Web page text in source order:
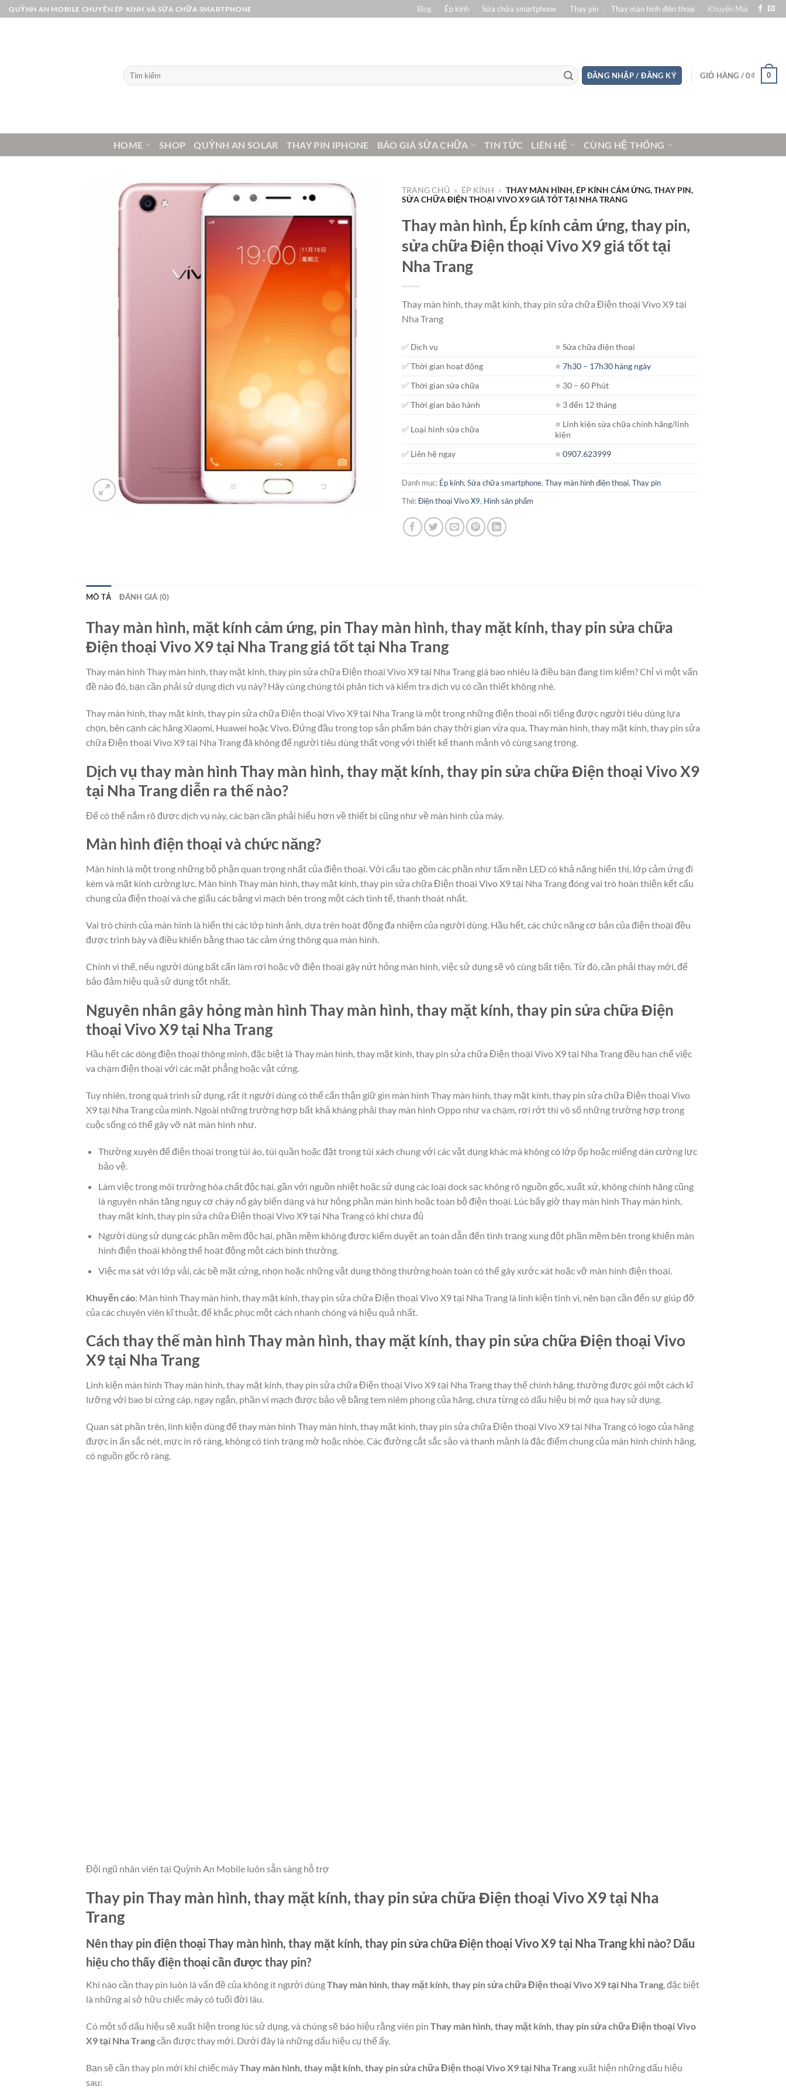
Bỏ
qua
QUỲNH AN MOBILE CHUYÊN ÉP KÍNH VÀ SỬA CHỮA SMARTPHONE Blog Ép kính Sửa chữa smartphone Thay pin Thay màn hình điện thoại Khuyến Mại
Tìm
kiếm:
ĐĂNG NHẬP / ĐĂNG KÝ GIỎ HÀNG /0₫ 0
HOME SHOP QUỲNH AN SOLAR THAY PIN IPHONE BÁO GIÁ SỬA CHỮA TIN TỨC LIÊN HỆ CÙNG HỆ THỐNG
TRANG CHỦ » ÉP KÍNH » THAY MÀN HÌNH, ÉP KÍNH CẢM ỨNG, THAY PIN,
SỬA CHỮA ĐIỆN THOẠI VIVO X9 GIÁ TỐT TẠI NHA TRANG
Thay màn hình, Ép kính cảm ứng, thay pin,
sửa chữa Điện thoại Vivo X9 giá tốt tại
Nha Trang
Thay màn hình, thay mặt kính, thay pin sửa chữa Điện thoại Vivo X9 tại
Nha Trang
✅ Dịch vụ
⭐️ Sửa chữa điện thoại
✅ Thời gian hoạt động
⭐️7h30 – 17h30 hàng ngày
✅ Thời gian sửa chữa
⭐️ 30 – 60 Phút
✅ Thời gian bảo hành
⭐️ 3 đến 12 tháng
✅ Loại hình sửa chữa
⭐️ Linh kiện sửa chữa chính hãng/linh
kiện
✅ Liên hệ ngay
⭐️0907.623999
Danh mục: Ép kính, Sửa chữa smartphone, Thay màn hình điện thoại, Thay pin
Thẻ:Điện thoại Vivo X9, Hình sản phẩm
MÔ TẢ ĐÁNH GIÁ (0)
Thay màn hình, mặt kính cảm ứng, pin Thay màn hình, thay mặt kính, thay pin sửa chữa
Điện thoại Vivo X9 tại Nha Trang giá tốt tại Nha Trang
Thay màn hình Thay màn hình, thay mặt kính, thay pin sửa chữa Điện thoại Vivo X9 tại Nha Trang giá bao nhiêu là điều bạn đang tìm kiếm? Chỉ vì một vấn
đề nào đó, bạn cần phải sử dụng dịch vụ này? Hãy cùng chúng tôi phân tích và kiểm tra dịch vụ có cần thiết không nhé.
Thay màn hình, thay mặt kính, thay pin sửa chữa Điện thoại Vivo X9 tại Nha Trang là một trong những điện thoại nổi tiếng được người tiêu dùng lựa
chọn, bên cạnh các hãng Xiaomi, Huawei hoặc Vivo. Đứng đầu trong top sản phẩm bán chạy thời gian vừa qua, Thay màn hình, thay mặt kính, thay pin sửa
chữa Điện thoại Vivo X9 tại Nha Trang đã không để người tiêu dùng thất vọng với thiết kế thanh mảnh vô cùng sang trọng.
Dịch vụ thay màn hình Thay màn hình, thay mặt kính, thay pin sửa chữa Điện thoại Vivo X9
tại Nha Trang diễn ra thế nào?
Để có thể nắm rõ được dịch vụ này, các bạn cần phải hiểu hơn về thiết bị cũng như về màn hình của máy.
Màn hình điện thoại và chức năng?
Màn hình là một trong những bộ phận quan trọng nhất của điện thoại. Với cấu tạo gồm các phần như tấm nền LED có khả năng hiển thị, lớp cảm ứng đi
kèm và mặt kính cường lực. Màn hình Thay màn hình, thay mặt kính, thay pin sửa chữa Điện thoại Vivo X9 tại Nha Trang đóng vai trò hoàn thiện kết cấu
chung của điện thoại và che giấu các bảng vi mạch bên trong một cách tinh tế, thanh thoát nhất.
Vai trò chính của màn hình là hiển thị các lớp hình ảnh, dựa trên hoạt động đa nhiệm của người dùng. Hầu hết, các chức năng cơ bản của điện thoại đều
được trình bày và điều khiển bằng thao tác cảm ứng thông qua màn hình.
Chính vì thế, nếu người dùng bất cẩn làm rơi hoặc vỡ điện thoại gây nứt hỏng màn hình, việc sử dụng sẽ vô cùng bất tiện. Từ đó, cần phải thay mới, để
bảo đảm hiệu quả sử dụng tốt nhất.
Nguyên nhân gây hỏng màn hình Thay màn hình, thay mặt kính, thay pin sửa chữa Điện
thoại Vivo X9 tại Nha Trang
Hầu hết các dòng điện thoại thông minh, đặc biệt là Thay màn hình, thay mặt kính, thay pin sửa chữa Điện thoại Vivo X9 tại Nha Trang đều hạn chế việc
va chạm điện thoại với các mặt phẳng hoặc vật cứng.
Tuy nhiên, trong quá trình sử dụng, rất ít người dùng có thể cẩn thận giữ gìn màn hình Thay màn hình, thay mặt kính, thay pin sửa chữa Điện thoại Vivo
X9 tại Nha Trang của mình. Ngoài những trường hợp bất khả kháng phải thay màn hình Oppo như va chạm, rơi rớt thì vô số những trường hợp trong
cuộc sống có thể gây vỡ nát màn hình như.
Thường xuyên để điện thoại trong túi áo, túi quần hoặc đặt trong túi xách chung với các vật dụng khác mà không có lớp ốp hoặc miếng dán cường lực
bảo vệ.
Làm việc trong môi trường hóa chất độc hại, gần với nguồn nhiệt hoặc sử dụng các loại dock sạc không rõ nguồn gốc, xuất xứ, không chính hãng cũng
là nguyên nhân tăng nguy cơ cháy nổ gây biến dạng và hư hỏng phần màn hình hoặc toàn bộ điện thoại. Lúc bấy giờ thay màn hình Thay màn hình,
thay mặt kính, thay pin sửa chữa Điện thoại Vivo X9 tại Nha Trang có khi chưa đủ
Người dùng sử dụng các phần mềm độc hại, phần mềm không được kiểm duyệt an toàn dẫn đến tình trạng xung đột phần mềm bên trong khiến màn
hình điện thoại không thể hoạt động một cách bình thường.
Việc ma sát với lớp vải, các bề mặt cứng, nhọn hoặc những vật dụng thông thường hoàn toàn có thể gây xước xát hoặc vỡ màn hình điện thoại.
Khuyến cáo: Màn hình Thay màn hình, thay mặt kính, thay pin sửa chữa Điện thoại Vivo X9 tại Nha Trang là linh kiện tinh vi, nên bạn cần đến sự giúp đỡ
của các chuyên viên kĩ thuật, để khắc phục một cách nhanh chóng và hiệu quả nhất.
Cách thay thế màn hình Thay màn hình, thay mặt kính, thay pin sửa chữa Điện thoại Vivo
X9 tại Nha Trang
Linh kiện màn hình Thay màn hình, thay mặt kính, thay pin sửa chữa Điện thoại Vivo X9 tại Nha Trang thay thế chính hãng, thường được gói một cách kĩ
lưỡng với bao bì cứng cáp, ngay ngắn, phần vi mạch được bảo vệ bằng tem niêm phong của hãng, chưa từng có dấu hiệu bị mở qua hay sử dụng.
Quan sát phần trên, linh kiện dùng để thay màn hình Thay màn hình, thay mặt kính, thay pin sửa chữa Điện thoại Vivo X9 tại Nha Trang có logo của hãng
được in ấn sắc nét, mực in rõ ràng, không có tình trạng mờ hoặc nhòe. Các đường cắt sắc sảo và thanh mảnh là đặc điểm chung của màn hình chính hãng,
có nguồn gốc rõ ràng.
Đội ngũ nhân viên tại Quỳnh An Mobile luôn sẵn sàng hỗ trợ
Thay pin Thay màn hình, thay mặt kính, thay pin sửa chữa Điện thoại Vivo X9 tại Nha
Trang
Nên thay pin điện thoạiThay màn hình, thay mặt kính, thay pin sửa chữa Điện thoại Vivo X9 tại Nha Trang khi nào? Dấu
hiệu cho thấy điện thoại cần được thay pin?
Khi nào cần thay pin luôn là vấn đề của không ít người dùngThay màn hình, thay mặt kính, thay pin sửa chữa Điện thoại Vivo X9 tại Nha Trang, đặc biệt
là những ai sở hữu chiếc máy có tuổi đời lâu.
Có một số dấu hiệu sẽ xuất hiện trong lúc sử dụng, và chúng sẽ báo hiệu rằng viên pin Thay màn hình, thay mặt kính, thay pin sửa chữa Điện thoại Vivo
X9 tại Nha Trangcần được thay mới. Dưới đây là những dấu hiệu cụ thể ấy.
Bạn sẽ cần thay pin mới khi chiếc máyThay màn hình, thay mặt kính, thay pin sửa chữa Điện thoại Vivo X9 tại Nha Trangxuất hiện những dấu hiệu
sau: